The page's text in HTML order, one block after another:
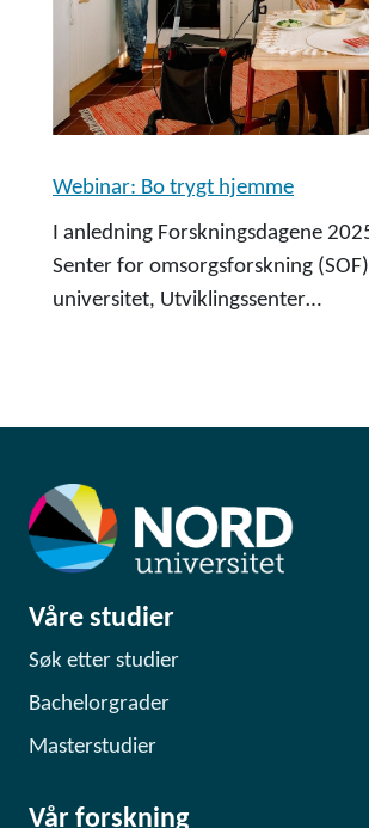
Webinar: Bo trygt hjemme
I anledning Forskningsdagene
Senter for omsorgsforskning
universitet, Utviklingssenter…
Våre studier
Søk etter studier
Bachelorgrader
Masterstudier
Vår forskning